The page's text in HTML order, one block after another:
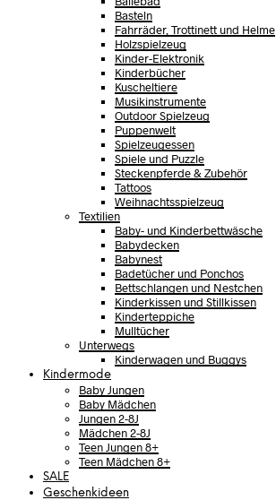
Basteln
Fahrräder, Trottinett und Helme
Holzspielzeug
Kinder-Elektronik
Kinderbücher
Kuscheltiere
Musikinstrumente
Outdoor Spielzeug
Puppenwelt
Spielzeugessen
Spiele und Puzzle
Steckenpferde & Zubehör
Tattoos
Weihnachtsspielzeug
Textilien
Baby- und Kinderbettwäsche
Babydecken
Babynest
Badetücher und Ponchos
Bettschlangen und Nestchen
Kinderkissen und Stillkissen
Kinderteppiche
Mulltücher
Unterwegs
Kinderwagen und Buggys
Kindermode
Baby Jungen
Baby Mädchen
Jungen 2-8J
Mädchen 2-8J
Teen Jungen 8+
Teen Mädchen 8+
SALE
Geschenkideen